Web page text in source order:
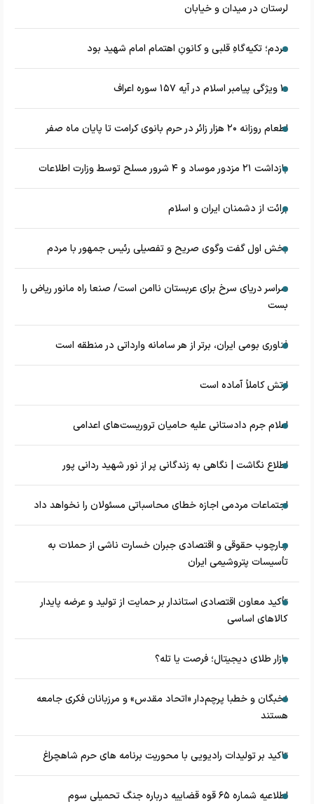
لرستان در میدان و خیابان
مردم؛ تکیه‌گاهِ قلبی و کانونِ اهتمام امام شهید بود
۱۰ ویژگی پیامبر اسلام در آیه ۱۵۷ سوره اعراف
اطعام روزانه ۲۰ هزار زائر در حرم بانوی کرامت تا پایان ماه صفر
بازداشت ۲۱ مزدور موساد و ۴ شرور مسلح توسط وزارت اطلاعات
برائت از دشمنان ایران و اسلام
بخش اول گفت وگوی صریح و تفصیلی رئیس جمهور با مردم
سراسر دریای سرخ برای عربستان ناامن است/ صنعا راه مانور ریاض را
بست
فناوری بومی ایران، برتر از هر سامانه وارداتی در منطقه است
ارتش کاملاً آماده است
اعلام جرم دادستانی علیه حامیان تروریست‌های اعدامی
اطلاع نگاشت | نگاهی به زندگانی پر از نور شهید ردانی پور
اجتماعات مردمی اجازه خطای محاسباتی مسئولان را نخواهد داد
چارچوب حقوقی و اقتصادی جبران خسارت ناشی از حملات به
تأسیسات پتروشیمی ایران
تأکید معاون اقتصادی استاندار بر حمایت از تولید و عرضه پایدار
کالاهای اساسی
بازار طلای دیجیتال؛ فرصت یا تله؟
نخبگان و خطبا پرچم‌دار «اتحاد مقدس» و مرزبانان فکری جامعه
هستند
تاکید بر تولیدات رادیویی با محوریت برنامه های حرم شاهچراغ
اطلاعیه شماره ۶۵ قوه قضاییه درباره جنگ تحمیلی سوم